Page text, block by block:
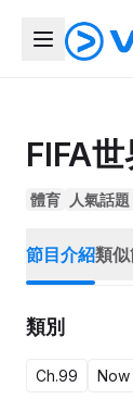
FIFA
體育 人氣話題
節目介紹類似
類別
Ch.99 Now